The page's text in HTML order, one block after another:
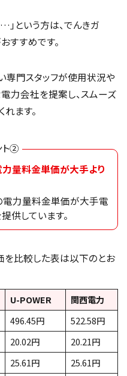
という方は、でんきガ
すすめです。
専門スタッフが使用状況や
力会社を提案し、スムーズ
ます。
ト②
量料金単価が大手より
電力量料金単価が大手電
供しています。
比較した表は以下のとお
U-POWER
関西電力
496.45円 522.58円
20.02円
20.21円
25.61円
25.61円